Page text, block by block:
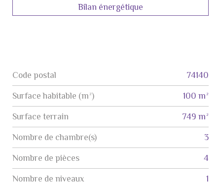
Bilan énergétique
Label
Code postal 74140
Surface habitable (m²) 100 m²
surface terrain 749 m²
Nombre de chambre(s) 3
Nombre de pièces 4
Nombre de niveaux 1